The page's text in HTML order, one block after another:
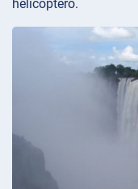
helicóptero.